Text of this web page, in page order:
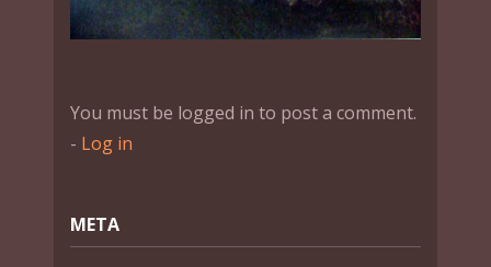
You must be logged in to post a comment.
- Log in
МЕТА